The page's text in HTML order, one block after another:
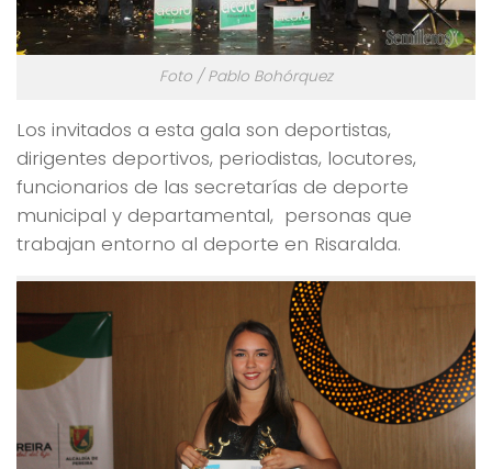
Foto / Pablo Bohórquez
Los invitados a esta gala son deportistas,
dirigentes deportivos, periodistas, locutores,
funcionarios de las secretarías de deporte
municipal y departamental, personas que
trabajan entorno al deporte en Risaralda.